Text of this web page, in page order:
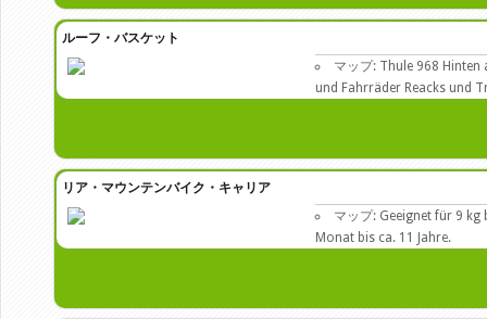
ルーフ・バスケット
マップ: Thule 968 Hinten
und Fahrräder Reacks und
リア・マウンテンバイク・キャリア
マップ: Geeignet für 9 kg
Monat bis ca. 11 Jahre.